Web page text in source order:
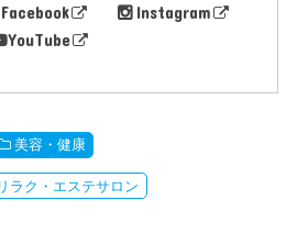
Facebook
Instagram
YouTube
美容・健康
リラク・エステサロン